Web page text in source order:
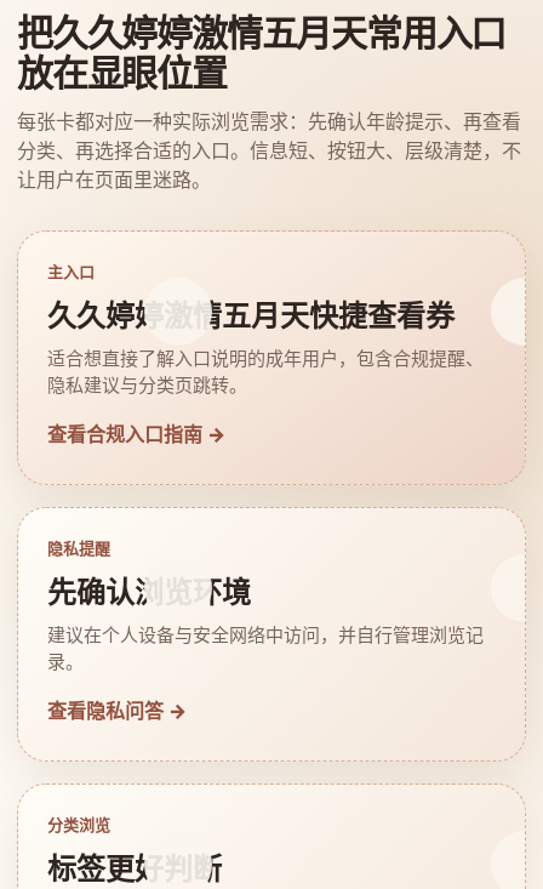
把久久婷婷激情五月天常用入口
放在显眼位置
每张卡都对应一种实际浏览需求：先确认年龄提示、再查看
分类、再选择合适的入口。信息短、按钮大、层级清楚，不
让用户在页面里迷路。
主入口
久久婷婷激情五月天快捷查看券
适合想直接了解入口说明的成年用户，包含合规提醒、
隐私建议与分类页跳转。
查看合规入口指南 →
隐私提醒
先确认浏览环境
建议在个人设备与安全网络中访问，并自行管理浏览记
录。
查看隐私问答 →
分类浏览
标签更好判断